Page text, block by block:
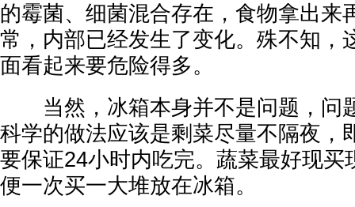
的霉菌、细菌混合存在，食物拿出来
常，内部已经发生了变化。殊不知，
面看起来要危险得多。
当然，冰箱本身并不是问题，问
科学的做法应该是剩菜尽量不隔夜，
要保证24小时内吃完。蔬菜最好现买
便一次买一大堆放在冰箱。